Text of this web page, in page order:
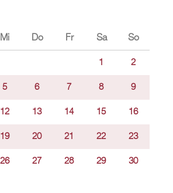
Mi Do Fr Sa So
1 2
5 6 7 8 9
12 13 14 15 16
19 20 21 22 23
26 27 28 29 30